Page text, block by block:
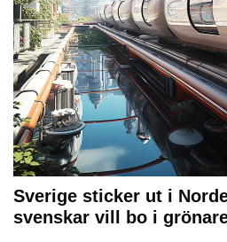
Sverige sticker ut i
svenskar vill bo i